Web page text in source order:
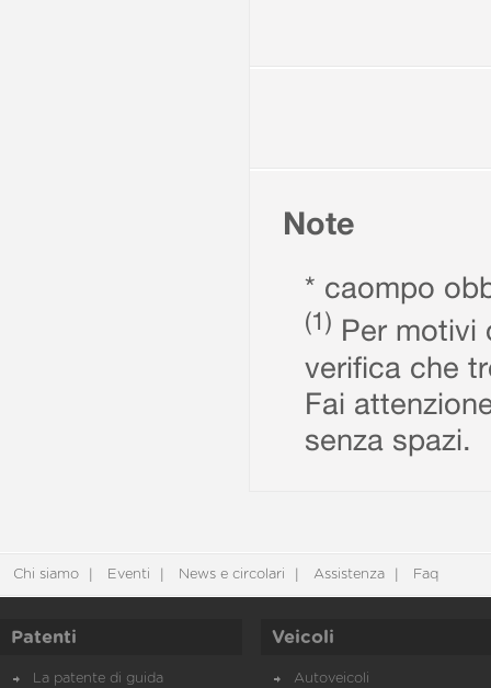
Note
* caompo
(1) Per motivi
verifica che
Fai
senza spazi.
Chi siamo Eventi News e circolari Assistenza Faq
Patenti
La patente di guida
Veicoli
Autoveicoli